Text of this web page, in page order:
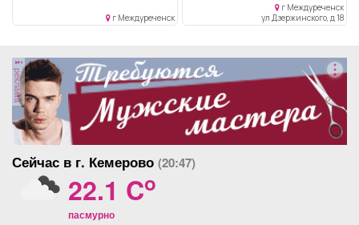
г Междуреченск
собственник. Трубы
проживания сразу и для тех
кто хочет сделать ремонт
под свой вкус это удобнее,
вы под себя выбираете
обои, двери, стены (под
обои и цвет или дек.
штукатурка), потолок
(навесной или
г Междуреченск
ул Дзержинского, д 18
реклама
Сейчас в г. Кемерово (20:47)
22.1 Co
пасмурно